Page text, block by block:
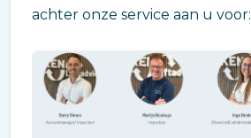
achter onze service aan u voor: